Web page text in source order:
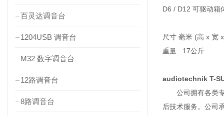
百灵达调音台
1204USB 调音台
M32 数字调音台
12路调音台
8路调音台
D6 / D12 可驱动箱
尺寸 毫米 (高 x 宽
重量 : 17公斤
audiotechnik T-
公司拥有各类专
后技术服务。公司